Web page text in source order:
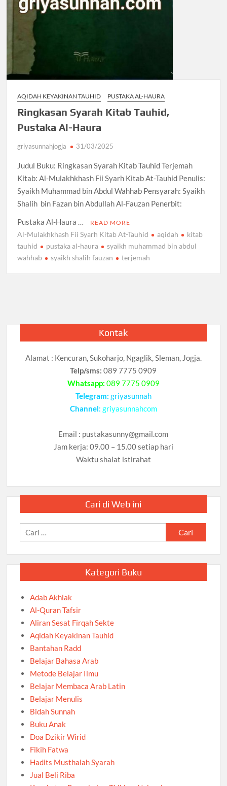
AQIDAH KEYAKINAN TAUHID PUSTAKA AL-HAURA
Ringkasan Syarah Kitab Tauhid,
Pustaka Al-Haura
griyasunnahjogja 31/03/2025
Judul Buku: Ringkasan Syarah Kitab Tauhid Terjemah
Kitab: Al-Mulakhkhash Fii Syarh Kitab At-Tauhid Penulis:
Syaikh Muhammad bin Abdul Wahhab Pensyarah: Syaikh
Shalih bin Fazan bin Abdullah Al-Fauzan Penerbit:
Pustaka Al-Haura …
READ MORE
Al-Mulakhkhash Fii Syarh Kitab At-Tauhid aqidah
kitab
tauhid
pustaka al-haura
syaikh muhammad bin abdul
wahhab
syaikh shalih fauzan terjemah
Kontak
Alamat : Kencuran, Sukoharjo, Ngaglik, Sleman, Jogja.
Telp/sms: 089 7775 0909
Whatsapp: 089 7775 0909
Telegram: griyasunnah
Channel: griyasunnahcom
Email : pustakasunny@gmail.com
Jam kerja: 09.00 – 15.00 setiap hari
Waktu shalat istirahat
Cari di Web ini
Cari
untuk:
Kategori Buku
Adab Akhlak
Al-Quran Tafsir
Aliran Sesat Firqah Sekte
Aqidah Keyakinan Tauhid
Bantahan Radd
Belajar Bahasa Arab
Metode Belajar Ilmu
Belajar Membaca Arab Latin
Belajar Menulis
Bidah Sunnah
Buku Anak
Doa Dzikir Wirid
Fikih Fatwa
Hadits Musthalah Syarah
Jual Beli Riba